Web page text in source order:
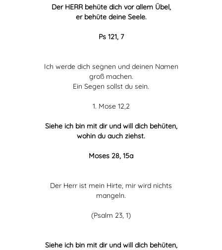
Der HERR behüte dich vor allem Übel,
er behüte deine Seele.
Ps 121, 7
Ich werde dich segnen und deinen Namen
groß machen.
Ein Segen sollst du sein.
1. Mose 12,2
Siehe ich bin mit dir und will dich behüten,
wohin du auch ziehst.
Moses 28, 15a
Der Herr ist mein Hirte, mir wird nichts
mangeln.
(Psalm 23, 1)
Siehe ich bin mit dir und will dich behüten,